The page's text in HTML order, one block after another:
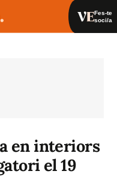
Fes-te
soci/a
en interiors
el 19